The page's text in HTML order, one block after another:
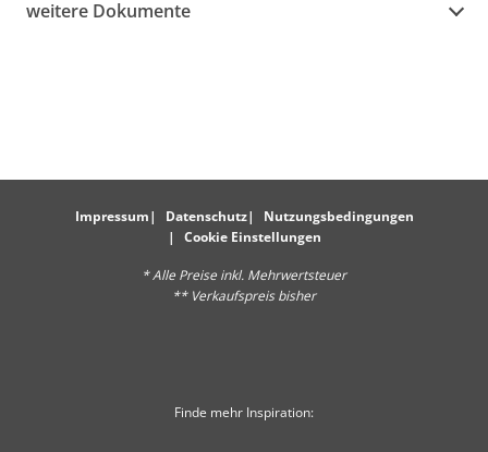
weitere Dokumente
Impressum Datenschutz
Nutzungsbedingungen
Cookie Einstellungen
* Alle Preise inkl. Mehrwertsteuer
** Verkaufspreis bisher
Finde mehr Inspiration: